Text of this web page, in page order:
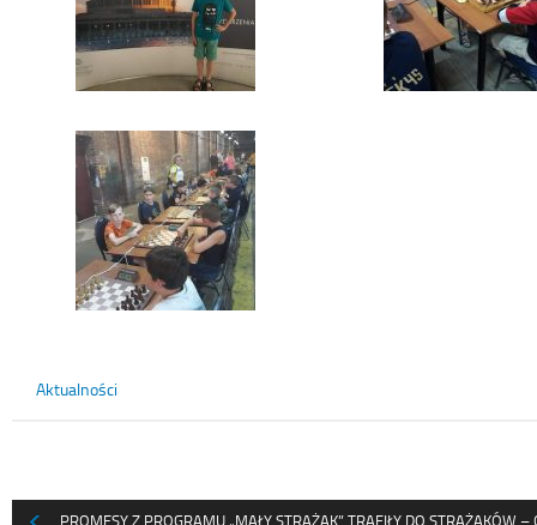
Aktualności
PROMESY Z PROGRAMU „MAŁY STRAŻAK” TRAFIŁY DO STRAŻAKÓW